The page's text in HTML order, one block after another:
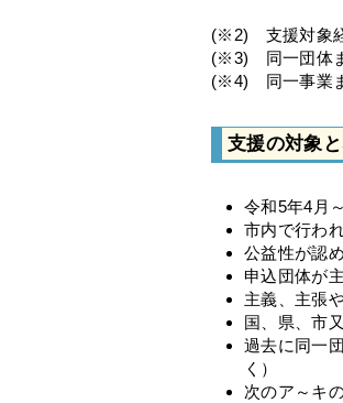
(※2) 支援対象
(※3) 同一団体
(※4) 同一事業
支援の対象
令和5年4月
市内で行わ
公益性が認
申込団体が
主義、主張
国、県、市
過去に同一
く）
次のア～キ